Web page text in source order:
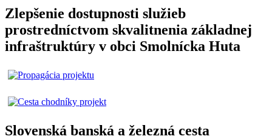
Zlepšenie dostupnosti služieb
prostredníctvom skvalitnenia základnej
infraštruktúry v obci Smolnícka Huta
Slovenská banská a železná cesta